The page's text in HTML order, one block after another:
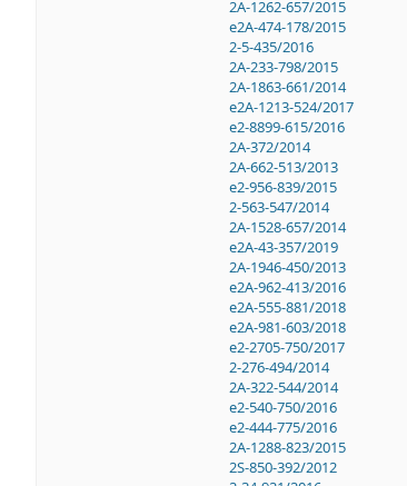
2A-1262-657/2015
e2A-474-178/2015
2-5-435/2016
2A-233-798/2015
2A-1863-661/2014
e2A-1213-524/2017
e2-8899-615/2016
2A-372/2014
2A-662-513/2013
e2-956-839/2015
2-563-547/2014
2A-1528-657/2014
e2A-43-357/2019
2A-1946-450/2013
e2A-962-413/2016
e2A-555-881/2018
e2A-981-603/2018
e2-2705-750/2017
2-276-494/2014
2A-322-544/2014
e2-540-750/2016
e2-444-775/2016
2A-1288-823/2015
2S-850-392/2012